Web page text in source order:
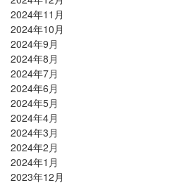
2024年11月
2024年10月
2024年9月
2024年8月
2024年7月
2024年6月
2024年5月
2024年4月
2024年3月
2024年2月
2024年1月
2023年12月